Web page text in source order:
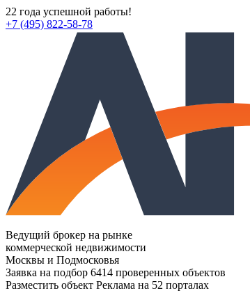
22 года успешной работы!
+7 (495) 822-58-78
Ведущий брокер на рынке
коммерческой недвижимости
Москвы и Подмосковья
Заявка на подбор 6414 проверенных объектов
Разместить объект Реклама на 52 порталах